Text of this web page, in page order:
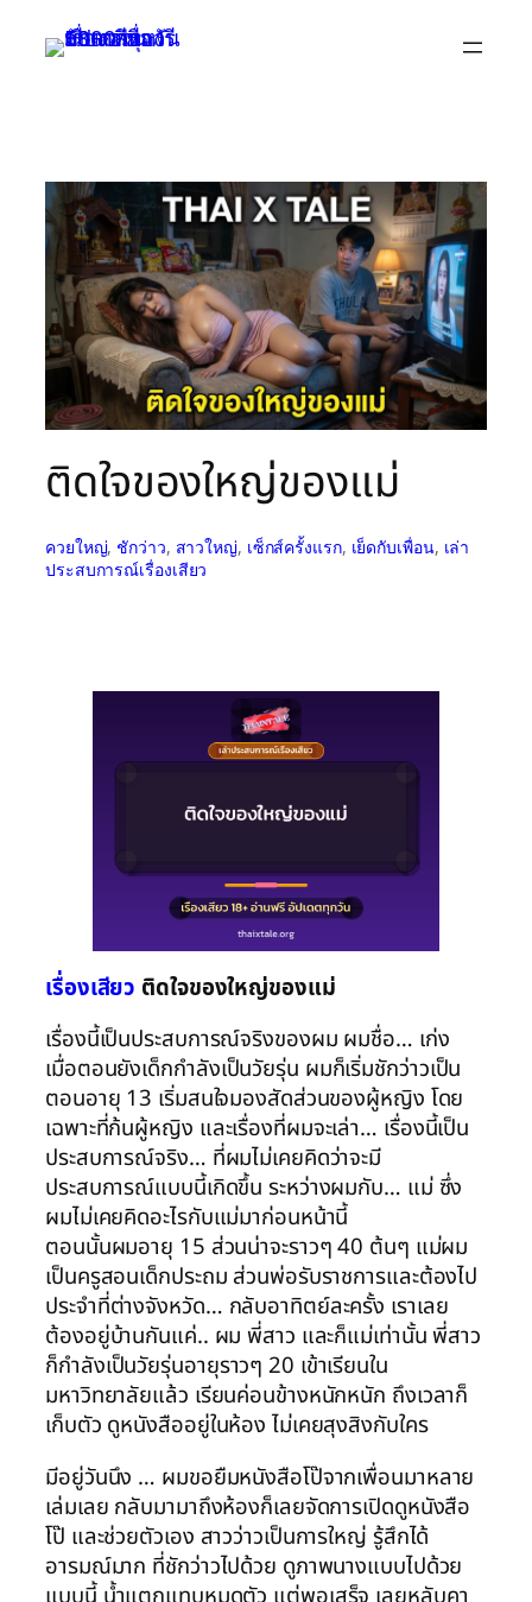
ติดใจของใหญ่ของแม่
ควยใหญ่, ชักว่าว, สาวใหญ่, เซ็กส์ครั้งแรก, เย็ดกับเพื่อน, เล่า
ประสบการณ์เรื่องเสียว
เรื่องเสียว ติดใจของใหญ่ของแม่
เรื่องนี้เป็นประสบการณ์จริงของผม ผมชื่อ… เก่ง
เมื่อตอนยังเด็กกำลังเป็นวัยรุ่น ผมก็เริ่มชักว่าวเป็น
ตอนอายุ 13 เริ่มสนใจมองสัดส่วนของผู้หญิง โดย
เฉพาะที่ก้นผู้หญิง และเรื่องที่ผมจะเล่า… เรื่องนี้เป็น
ประสบการณ์จริง… ที่ผมไม่เคยคิดว่าจะมี
ประสบการณ์แบบนี้เกิดขึ้น ระหว่างผมกับ… แม่ ซึ่ง
ผมไม่เคยคิดอะไรกับแม่มาก่อนหน้านี้
ตอนนั้นผมอายุ 15 ส่วนน่าจะราวๆ 40 ต้นๆ แม่ผม
เป็นครูสอนเด็กประถม ส่วนพ่อรับราชการและต้องไป
ประจำที่ต่างจังหวัด… กลับอาทิตย์ละครั้ง เราเลย
ต้องอยู่บ้านกันแค่.. ผม พี่สาว และก็แม่เท่านั้น พี่สาว
ก็กำลังเป็นวัยรุ่นอายุราวๆ 20 เข้าเรียนใน
มหาวิทยาลัยแล้ว เรียนค่อนข้างหนักหนัก ถึงเวลาก็
เก็บตัว ดูหนังสืออยู่ในห้อง ไม่เคยสุงสิงกับใคร
มีอยู่วันนึง … ผมขอยืมหนังสือโป๊จากเพื่อนมาหลาย
เล่มเลย กลับมามาถึงห้องก็เลยจัดการเปิดดูหนังสือ
โป๊ และช่วยตัวเอง สาวว่าวเป็นการใหญ่ รู้สึกได้
อารมณ์มาก ที่ชักว่าวไปด้วย ดูภาพนางแบบไปด้วย